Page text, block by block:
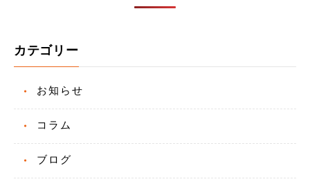
カテゴリー
お知らせ
コラム
ブログ